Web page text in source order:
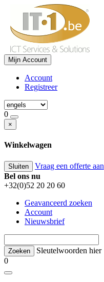
Mijn Account
Account
Registreer
0
×
Winkelwagen
Sluiten Vraag een offerte aan
Bel ons nu
+32(0)52 20 20 60
Geavanceerd zoeken
Account
Nieuwsbrief
Sleutelwoorden hier
0